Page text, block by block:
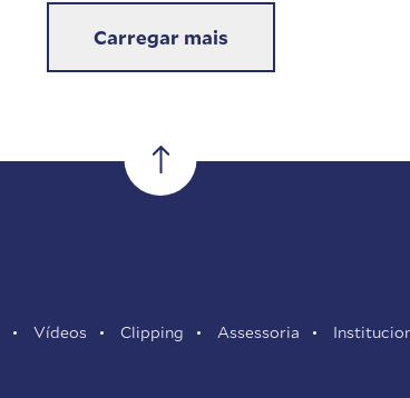
Carregar mais
Vídeos Clipping Assessoria